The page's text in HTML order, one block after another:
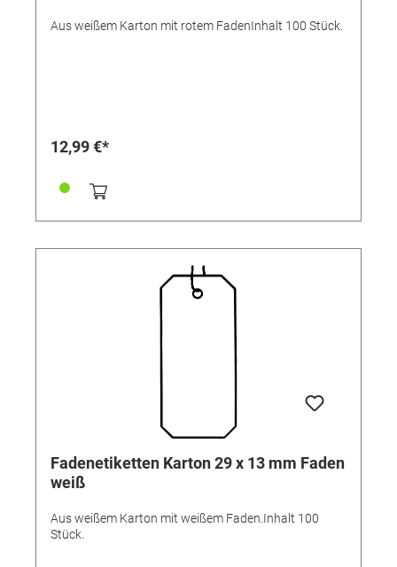
Aus weißem Karton mit rotem FadenInhalt 100 Stück.
12,99 €*
Fadenetiketten Karton 29 x 13 mm Faden
weiß
Aus weißem Karton mit weißem Faden.Inhalt 100
Stück.